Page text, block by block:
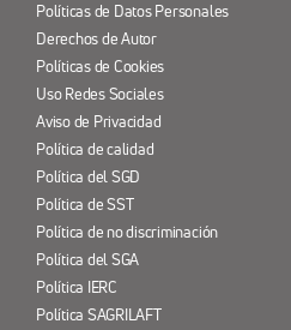
Políticas de Datos Personales
Derechos de Autor
Políticas de Cookies
Uso Redes Sociales
Aviso de Privacidad
Política de calidad
Política del SGD
Política de SST
Política de no discriminación
Política del SGA
Política IERC
Política SAGRILAFT